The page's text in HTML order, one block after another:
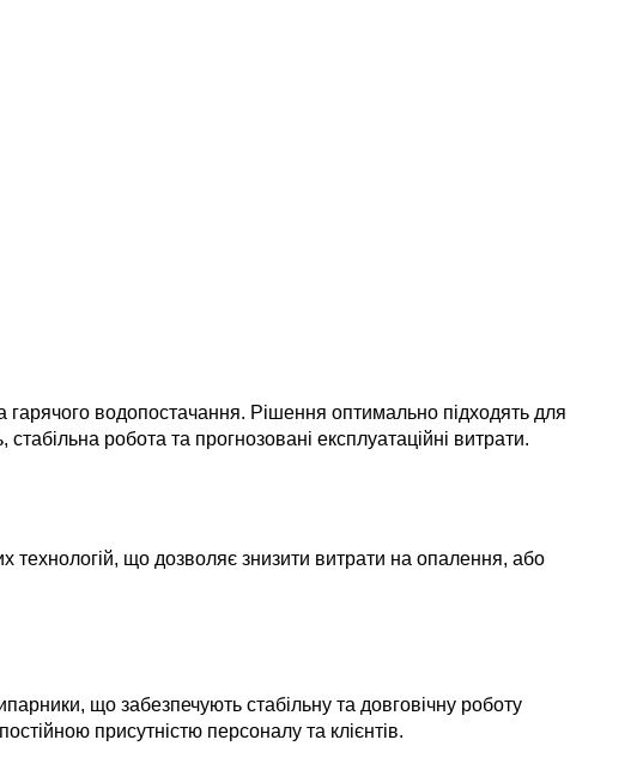
водопостачання. Рішення оптимально підходять для
робота та прогнозовані експлуатаційні витрати.
технологій, що дозволяє знизити витрати на опалення, або
що забезпечують стабільну та довговічну роботу
присутністю персоналу та клієнтів.